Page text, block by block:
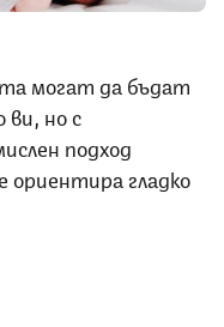
могат да бъдат
ви, но с
подход
ориентира гладко